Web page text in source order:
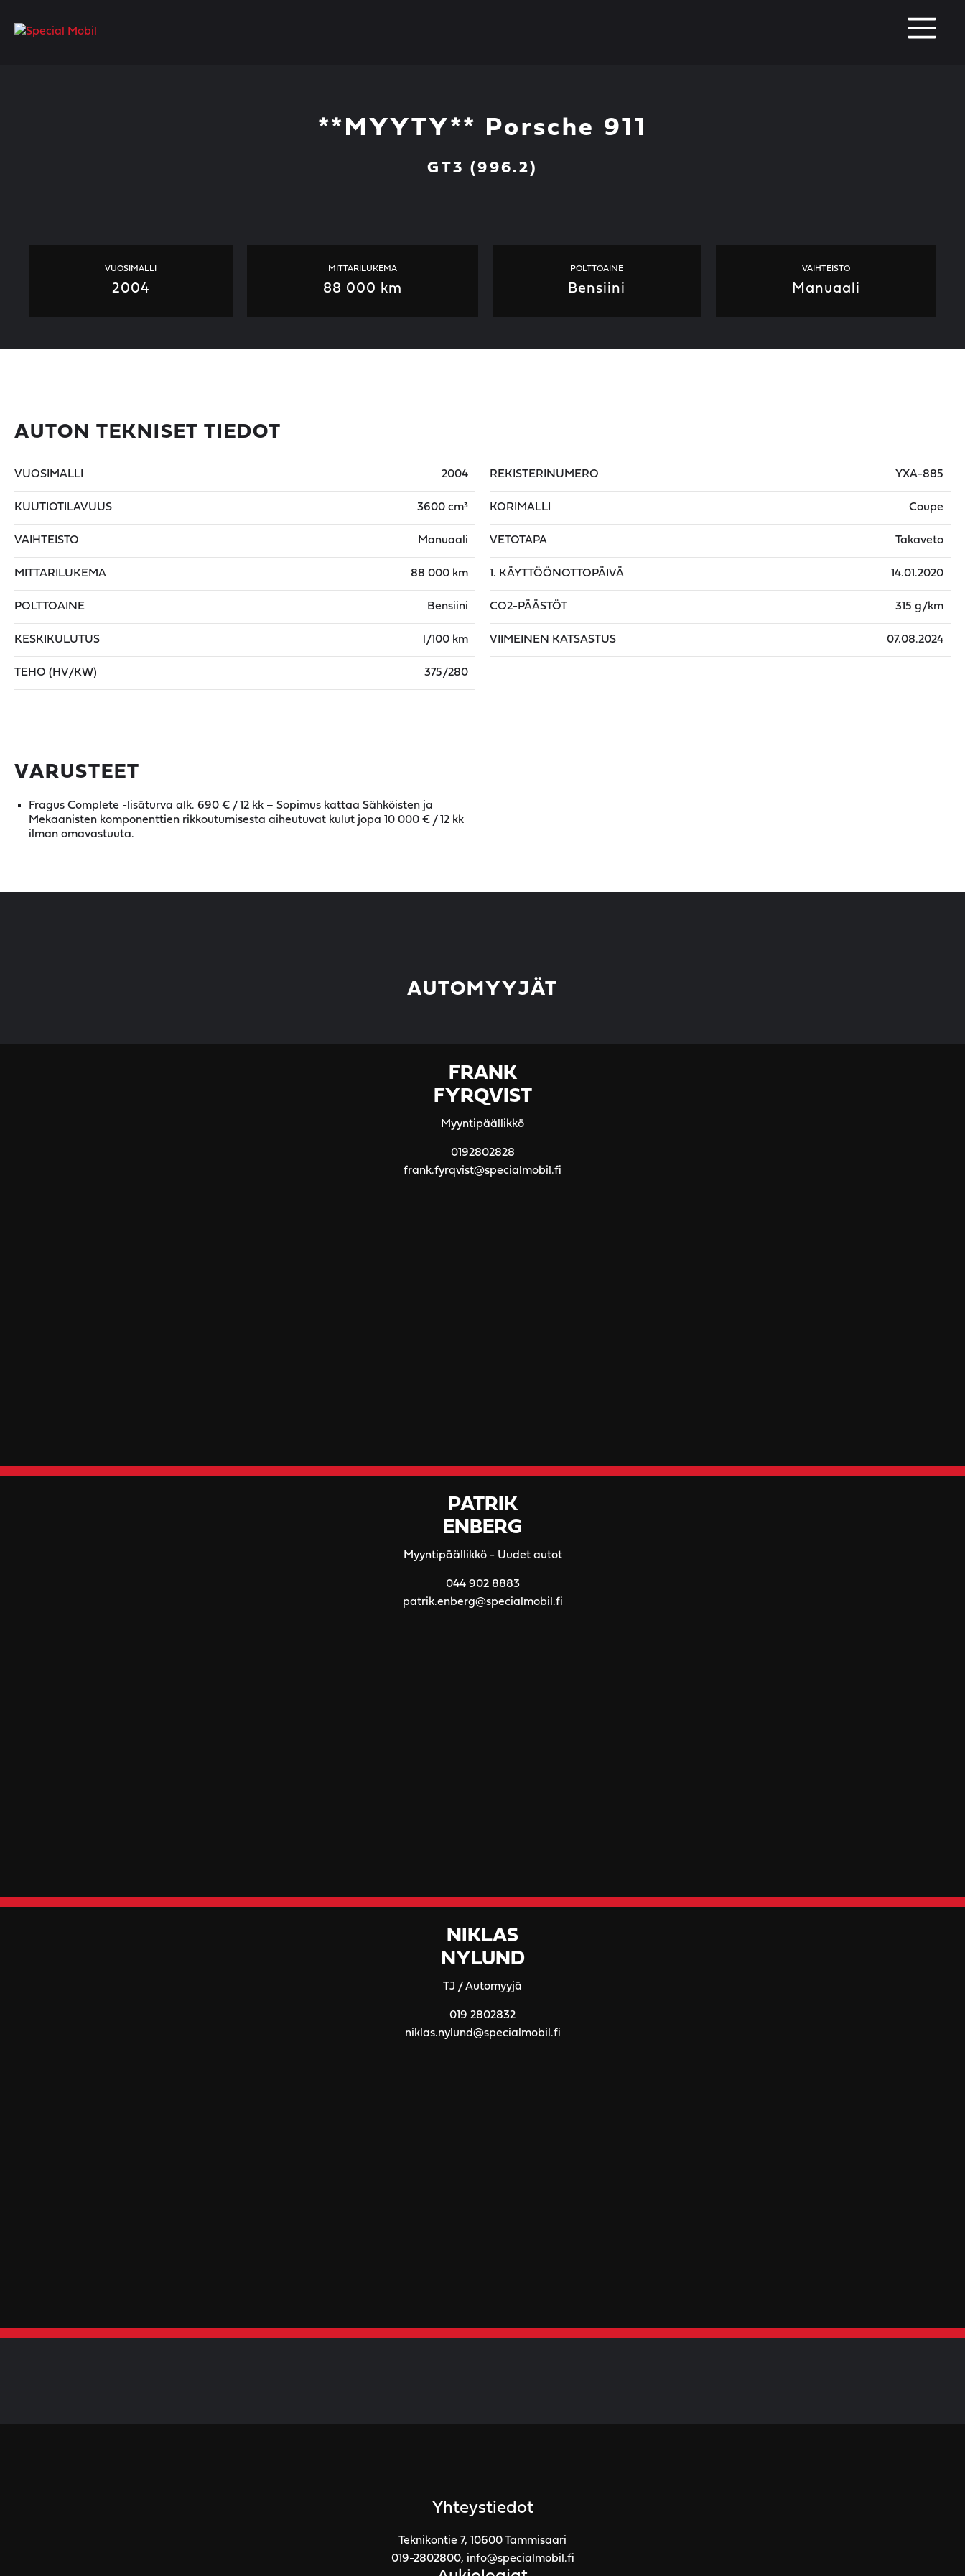
**MYYTY** Porsche 911
GT3 (996.2)
VUOSIMALLI
2004
MITTARILUKEMA
88 000 km
POLTTOAINE
Bensiini
VAIHTEISTO
Manuaali
AUTON TEKNISET TIEDOT
VUOSIMALLI 2004
KUUTIOTILAVUUS 3600 cm³
VAIHTEISTO Manuaali
MITTARILUKEMA 88 000 km
POLTTOAINE Bensiini
KESKIKULUTUS l/100 km
TEHO (HV/KW) 375/280
REKISTERINUMERO YXA-885
KORIMALLI Coupe
VETOTAPA Takaveto
1. KÄYTTÖÖNOTTOPÄIVÄ 14.01.2020
CO2-PÄÄSTÖT 315 g/km
VIIMEINEN KATSASTUS 07.08.2024
VARUSTEET
Fragus Complete -lisäturva alk. 690 € / 12 kk – Sopimus kattaa Sähköisten ja
Mekaanisten komponenttien rikkoutumisesta aiheutuvat kulut jopa 10 000 € / 12 kk
ilman omavastuuta.
AUTOMYYJÄT
FRANK
FYRQVIST
Myyntipäällikkö
0192802828
frank.fyrqvist@specialmobil.fi
PATRIK
ENBERG
Myyntipäällikkö - Uudet autot
044 902 8883
patrik.enberg@specialmobil.fi
NIKLAS
NYLUND
TJ / Automyyjä
019 2802832
niklas.nylund@specialmobil.fi
Yhteystiedot
Teknikontie 7, 10600 Tammisaari
019-2802800, info@specialmobil.fi